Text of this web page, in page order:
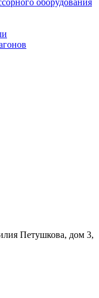
оборудования
Петушкова, дом 3,